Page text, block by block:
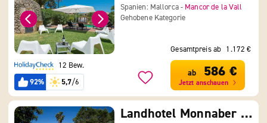
Spanien: Mallorca - Mancor de la Vall
Gehobene Kategorie
12 Bew.
92%
5,7/6
Gesamtpreis ab 1.172 €
ab 586 €
Jetzt anschauen
Landhotel Monnaber Nou